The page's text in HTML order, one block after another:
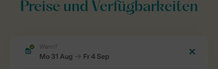
Preise und Verfügbarkeiten